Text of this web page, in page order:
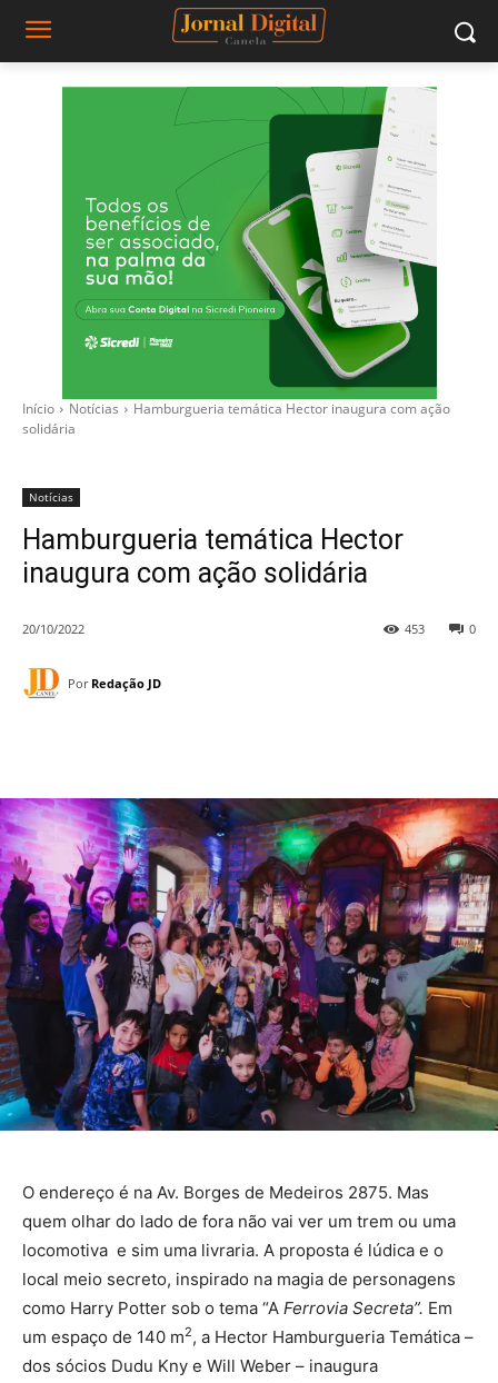
Início Notícias
Hamburgueria temática Hector inaugura com ação
solidária
Notícias
Hamburgueria temática Hector
inaugura com ação solidária
20/10/2022 0
453
Por Redação JD
O endereço é na Av. Borges de Medeiros 2875. Mas
quem olhar do lado de fora não vai ver um trem ou uma
locomotiva e sim uma livraria. A proposta é lúdica e o
local meio secreto, inspirado na magia de personagens
como Harry Potter sob o tema “A Ferrovia Secreta”. Em
um espaço de 140 m2, a Hector Hamburgueria Temática –
dos sócios Dudu Kny e Will Weber – inaugura